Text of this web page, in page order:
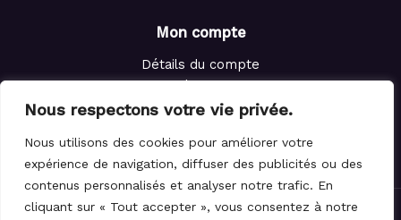
Nous respectons votre vie privée.
Nous utilisons des cookies pour améliorer votre
expérience de navigation, diffuser des publicités ou des
contenus personnalisés et analyser notre trafic. En
cliquant sur « Tout accepter », vous consentez à notre
Mon compte
Détails du compte
Adresses
Commandes
Panier